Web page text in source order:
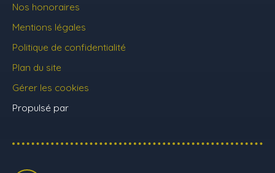
Nos honoraires
Mentions légales
Politique de confidentialité
Plan du site
Gérer les cookies
Propulsé par